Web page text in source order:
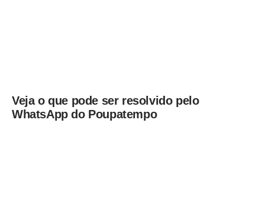
Veja o que pode ser resolvido pelo
WhatsApp do Poupatempo